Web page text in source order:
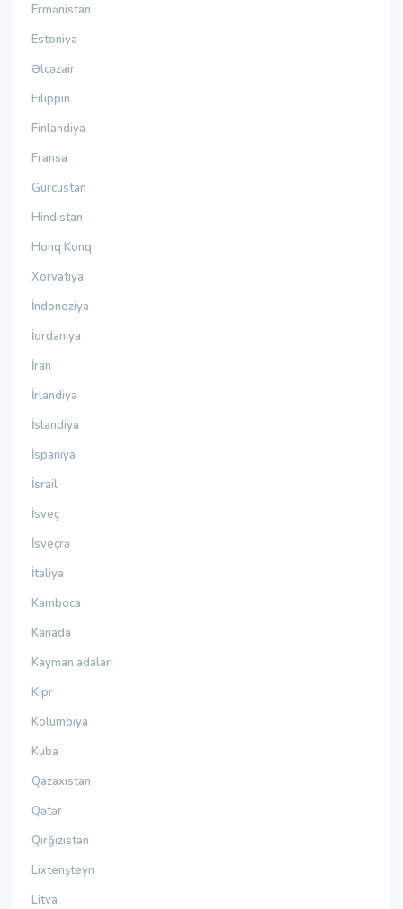
Ermənistan
Estoniya
Əlcəzair
Filippin
Finlandiya
Fransa
Gürcüstan
Hindistan
Honq Konq
Xorvatiya
İndoneziya
İordaniya
İran
İrlandiya
İslandiya
İspaniya
İsrail
İsveç
İsveçrə
İtaliya
Kamboca
Kanada
Kayman adaları
Kipr
Kolumbiya
Kuba
Qazaxıstan
Qətər
Qırğızıstan
Lixtenşteyn
Litva